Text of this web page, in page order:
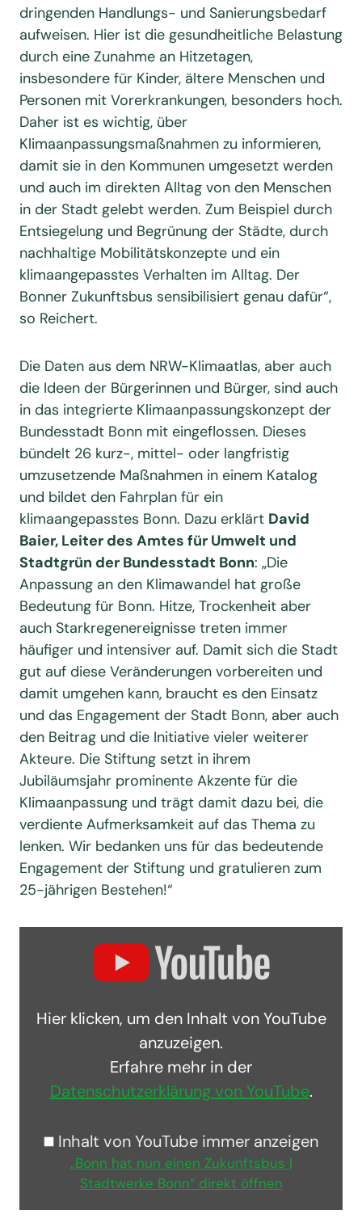
dringenden Handlungs- und Sanierungsbedarf
aufweisen. Hier ist die gesundheitliche Belastung
durch eine Zunahme an Hitzetagen,
insbesondere für Kinder, ältere Menschen und
Personen mit Vorerkrankungen, besonders hoch.
Daher ist es wichtig, über
Klimaanpassungsmaßnahmen zu informieren,
damit sie in den Kommunen umgesetzt werden
und auch im direkten Alltag von den Menschen
in der Stadt gelebt werden. Zum Beispiel durch
Entsiegelung und Begrünung der Städte, durch
nachhaltige Mobilitätskonzepte und ein
klimaangepasstes Verhalten im Alltag. Der
Bonner Zukunftsbus sensibilisiert genau dafür“,
so Reichert.
Die Daten aus dem NRW-Klimaatlas, aber auch
die Ideen der Bürgerinnen und Bürger, sind auch
in das integrierte Klimaanpassungskonzept der
Bundesstadt Bonn mit eingeflossen. Dieses
bündelt 26 kurz-, mittel- oder langfristig
umzusetzende Maßnahmen in einem Katalog
und bildet den Fahrplan für ein
klimaangepasstes Bonn. Dazu erklärt David
Baier, Leiter des Amtes für Umwelt und
Stadtgrün der Bundesstadt Bonn: „Die
Anpassung an den Klimawandel hat große
Bedeutung für Bonn. Hitze, Trockenheit aber
auch Starkregenereignisse treten immer
häufiger und intensiver auf. Damit sich die Stadt
gut auf diese Veränderungen vorbereiten und
damit umgehen kann, braucht es den Einsatz
und das Engagement der Stadt Bonn, aber auch
den Beitrag und die Initiative vieler weiterer
Akteure. Die Stiftung setzt in ihrem
Jubiläumsjahr prominente Akzente für die
Klimaanpassung und trägt damit dazu bei, die
verdiente Aufmerksamkeit auf das Thema zu
lenken. Wir bedanken uns für das bedeutende
Engagement der Stiftung und gratulieren zum
25-jährigen Bestehen!“
Hier klicken, um den Inhalt von YouTube
anzuzeigen.
Erfahre mehr in der
Datenschutzerklärung von YouTube.
Inhalt von YouTube immer anzeigen
„Bonn hat nun einen Zukunftsbus |
Stadtwerke Bonn“ direkt öffnen